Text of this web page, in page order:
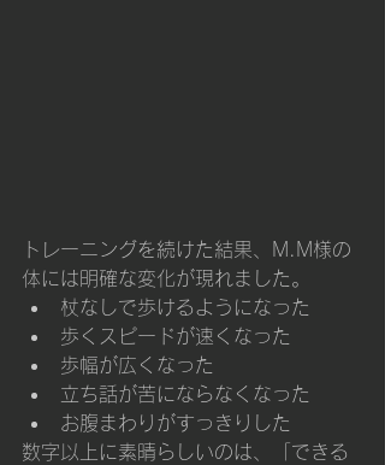
トレーニングを続けた結果、M.M様の
体には明確な変化が現れました。
杖なしで歩けるようになった
歩くスピードが速くなった
歩幅が広くなった
立ち話が苦にならなくなった
お腹まわりがすっきりした
数字以上に素晴らしいのは、「できる